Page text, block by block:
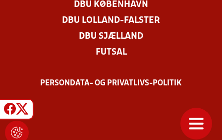
DBU KØBENHAVN
DBU LOLLAND-FALSTER
DBU SJÆLLAND
FUTSAL
PERSONDATA- OG PRIVATLIVS-POLITIK